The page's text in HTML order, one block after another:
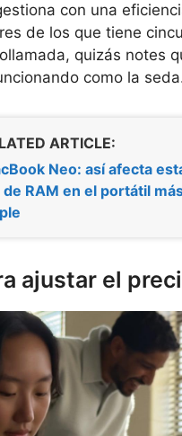
con una
de los que tiene
quizás notes
como la
ARTICLE:
Neo: así afecta
de RAM en el portátil
ajustar el